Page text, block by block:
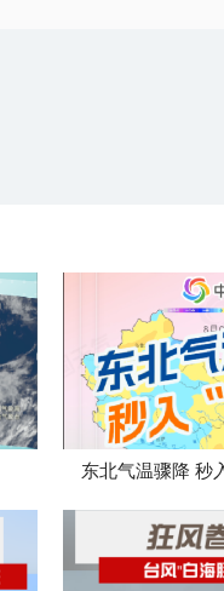
东北气温骤降 秒